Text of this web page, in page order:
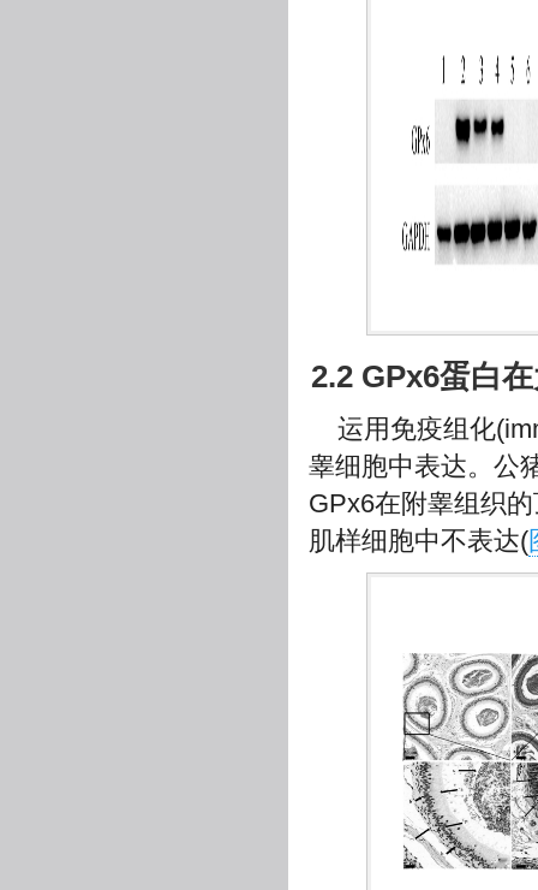
2.2 GPx6蛋白
运用免疫组化
睾细胞中表达。公
GPx6在附睾组织
肌样细胞中不表达(